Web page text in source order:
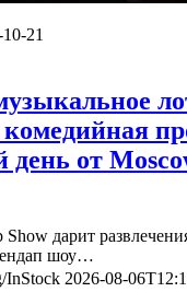
21
от
Show дарит
шоу…
InStock 2026-08-